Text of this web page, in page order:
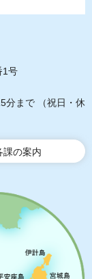
1号
分まで
（祝日・休
課の案内